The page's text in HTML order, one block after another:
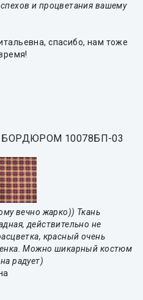
и процветания вашему
спасибо, нам тоже
10078БП-03
вечно жарко)) Ткань
действительно не
красный очень
Можно шикарный костюм
радует)